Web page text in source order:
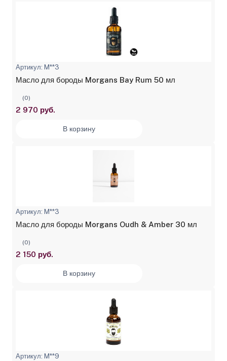
Артикул: M**3
Масло для бороды Morgans Bay Rum 50 мл
(0)
2 970 руб.
В корзину
Артикул: M**3
Масло для бороды Morgans Oudh & Amber 30 мл
(0)
2 150 руб.
В корзину
Артикул: M**9